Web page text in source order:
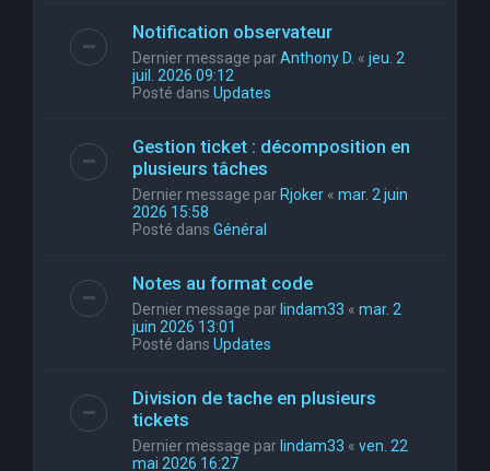
Notification observateur
Dernier message parAnthony D. « jeu. 2
juil. 2026 09:12
Posté dans Updates
Gestion ticket : décomposition en
plusieurs tâches
Dernier message par Rjoker « mar. 2 juin
2026 15:58
Posté dans Général
Notes au format code
Dernier message par lindam33 « mar. 2
juin 2026 13:01
Posté dans Updates
Division de tache en plusieurs
tickets
Dernier message par lindam33 « ven. 22
mai 2026 16:27